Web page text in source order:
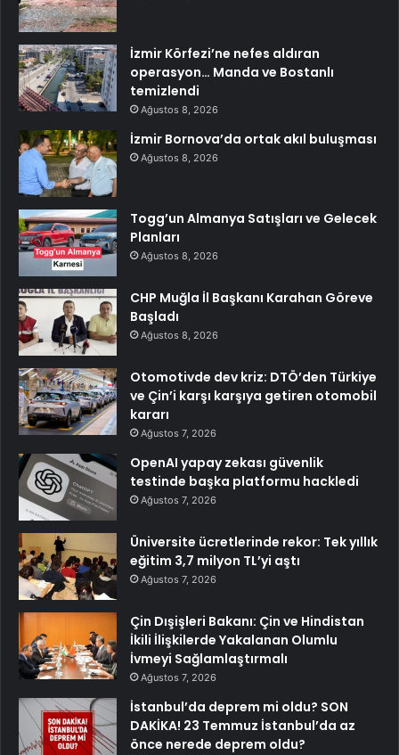
İzmir Körfezi’ne nefes aldıran
operasyon… Manda ve Bostanlı
temizlendi
Ağustos 8, 2026
İzmir Bornova’da ortak akıl buluşması
Ağustos 8, 2026
Togg’un Almanya Satışları ve Gelecek
Planları
Ağustos 8, 2026
CHP Muğla İl Başkanı Karahan Göreve
Başladı
Ağustos 8, 2026
Otomotivde dev kriz: DTÖ’den Türkiye
ve Çin’i karşı karşıya getiren otomobil
kararı
Ağustos 7, 2026
OpenAI yapay zekası güvenlik
testinde başka platformu hackledi
Ağustos 7, 2026
Üniversite ücretlerinde rekor: Tek yıllık
eğitim 3,7 milyon TL’yi aştı
Ağustos 7, 2026
Çin Dışişleri Bakanı: Çin ve Hindistan
İkili İlişkilerde Yakalanan Olumlu
İvmeyi Sağlamlaştırmalı
Ağustos 7, 2026
İstanbul’da deprem mi oldu? SON
DAKİKA! 23 Temmuz İstanbul’da az
önce nerede deprem oldu?